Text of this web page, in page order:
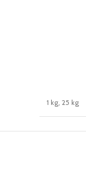
1 kg, 25 kg